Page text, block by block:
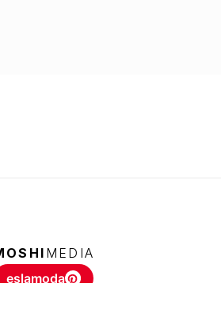
MEDIA
eslamoda